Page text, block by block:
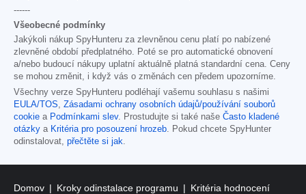
------
Všeobecné podmínky
Jakýkoli nákup SpyHunteru za zlevněnou cenu platí po nabízené
zlevněné období předplatného. Poté se pro automatické obnovení
a/nebo budoucí nákupy uplatní aktuálně platná standardní cena. Ceny
se mohou změnit, i když vás o změnách cen předem upozorníme.
Všechny verze SpyHunteru podléhají vašemu souhlasu s našimi
EULA/TOS
Zásadami ochrany osobních údajů/používání souborů
cookie a Podmínkami slev. Prostudujte si také naše Často kladené
otázky a Kritéria pro posouzení hrozeb . Pokud chcete SpyHunter
odinstalovat, přečtěte si jak
Domov Kroky odinstalace programu
Kritéria hodnocení